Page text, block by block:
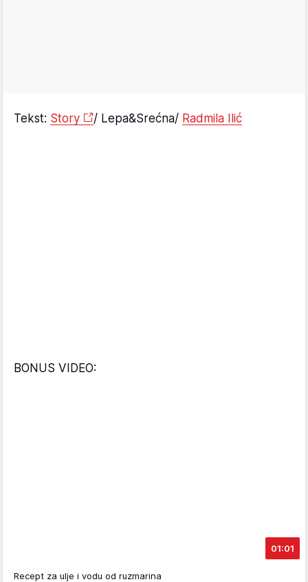
Tekst: Story / Lepa&Srećna/ Radmila Ilić
BONUS VIDEO:
01:01
Recept za ulje i vodu od ruzmarina